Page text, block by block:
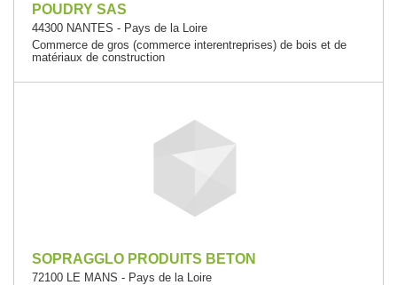
POUDRY SAS
44300 NANTES - Pays de la Loire
Commerce de gros (commerce interentreprises) de bois et de
matériaux de construction
SOPRAGGLO PRODUITS BETON
72100 LE MANS - Pays de la Loire